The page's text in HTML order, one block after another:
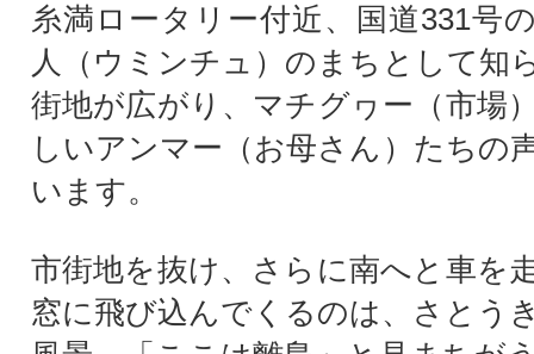
糸満ロータリー付近、国道331号
人（ウミンチュ）のまちとして知
街地が広がり、マチグヮー（市場
しいアンマー（お母さん）たちの
います。
市街地を抜け、さらに南へと車を
窓に飛び込んでくるのは、さとう